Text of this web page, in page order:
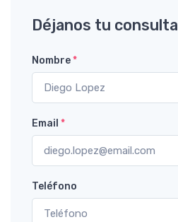
Déjanos tu consulta
Nombre*
Email *
Teléfono